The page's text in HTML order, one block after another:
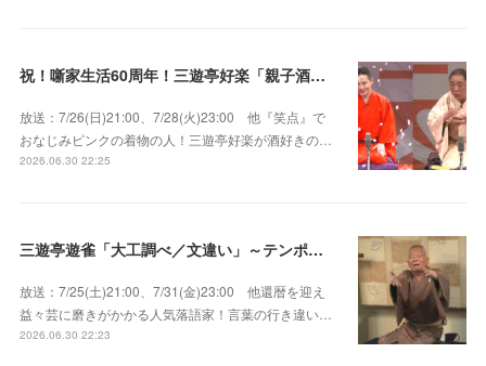
祝！噺家生活60周年！三遊亭好楽「親子酒」錦笑亭満堂「桜ん坊」～満堂フェス2026
放送：7/26(日)21:00、7/28(火)23:00 他『笑点』で
おなじみピンクの着物の人！三遊亭好楽が酒好きの…
2026.06.30 22:25
三遊亭遊雀「大工調べ／文違い」～テンポよくたたみかける語り口で人気・実力とも屈指！
放送：7/25(土)21:00、7/31(金)23:00 他還暦を迎え
益々芸に磨きがかかる人気落語家！言葉の行き違い…
2026.06.30 22:23